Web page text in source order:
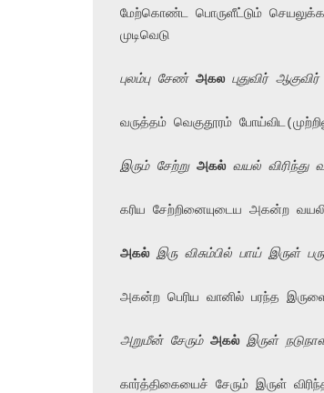
மேற்கொண்ட பொருளீட்டும்
முடிவெடு
புலம்பு சேண் அகல புதுவிர்
வருத்தம் வெகுதூரம்
இரும் சேற்று அகல் வயல் விரிந்து
கரிய சேற்றினையுடைய அகன்ற
அகல் இரு விசும்பில் பாய் இருள்
அகன்ற பெரிய வானில் பரந்த இருளை
அறுமீன் சேரும் அகல் இருள்
கார்த்திகையைச் சேரும் இருள்